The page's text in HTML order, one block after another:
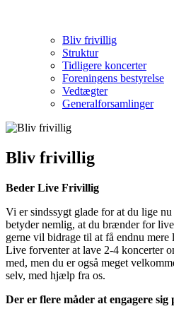
Bliv frivillig
Struktur
Tidligere koncerter
Foreningens bestyrelse
Vedtægter
Generalforsamlinger
Bliv frivillig
Beder Live Frivillig
Vi er sindssygt glade for at du lige
betyder nemlig, at du brænder for
gerne vil bidrage til at få endnu
Live forventer at lave 2-4 koncerter
med, men du er også meget
selv, med hjælp fra os.
Der er flere måder at engagere sig